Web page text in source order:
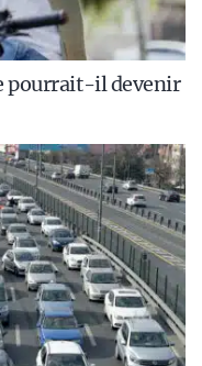
pourrait-il devenir